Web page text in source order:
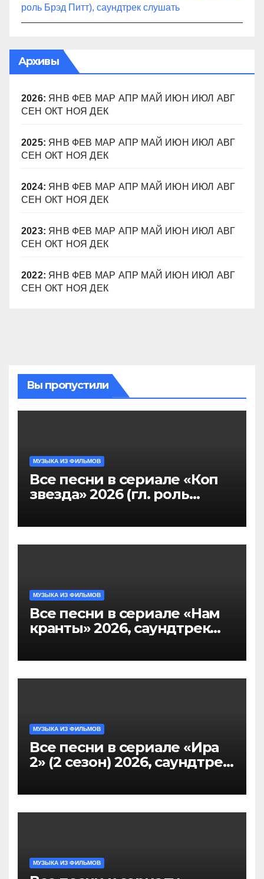
роль Брэд Питт), саундтрек слушать
Архивы
2026: ЯНВ ФЕВ МАР АПР МАЙ ИЮН ИЮЛ АВГ
СЕН ОКТ НОЯ ДЕК
2025: ЯНВ ФЕВ МАР АПР МАЙ ИЮН ИЮЛ АВГ
СЕН ОКТ НОЯ ДЕК
2024: ЯНВ ФЕВ МАР АПР МАЙ ИЮН ИЮЛ АВГ
СЕН ОКТ НОЯ ДЕК
2023: ЯНВ ФЕВ МАР АПР МАЙ ИЮН ИЮЛ АВГ
СЕН ОКТ НОЯ ДЕК
2022: ЯНВ ФЕВ МАР АПР МАЙ ИЮН ИЮЛ АВГ
СЕН ОКТ НОЯ ДЕК
Вы пропустили
МУЗЫКА ИЗ ФИЛЬМОВ
Все песни в сериале «Коп
звезда» 2026 (гл. роль
саундтрек слушать
МУЗЫКА ИЗ ФИЛЬМОВ
Все песни в сериале «Нам
кранты» 2026, саундтрек
МУЗЫКА ИЗ ФИЛЬМОВ
Все песни в сериале «Ира
2» (2 сезон) 2026, саундтрек
МУЗЫКА ИЗ ФИЛЬМОВ